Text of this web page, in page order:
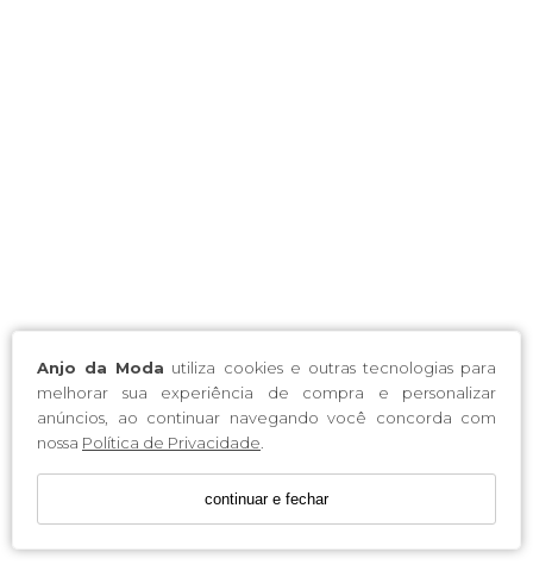
Anjo da Moda utiliza cookies e outras tecnologias para
melhorar sua experiência de compra e personalizar
anúncios, ao continuar navegando você concorda com
nossa Política de Privacidade
continuar e fechar